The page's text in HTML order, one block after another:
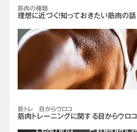
筋肉の種類
理想に近づく！知っておきたい筋肉の話
筋トレ 目からウロコ
筋肉トレーニングに関する目からウロコ